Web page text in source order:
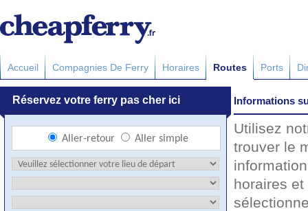
Accueil Compagnies De Ferry Horaires Routes Ports
Informations
Utilisez
trouver le
horaires